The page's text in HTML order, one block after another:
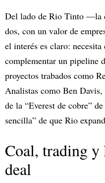
Del lado de Rio Tinto —la
dos, con un valor de
el interés es claro:
complementar un pipeline
proyectos trabados como
Analistas como Ben
de la “Everest de cobre”
sencilla” de que Rio
Coal, trading y
deal